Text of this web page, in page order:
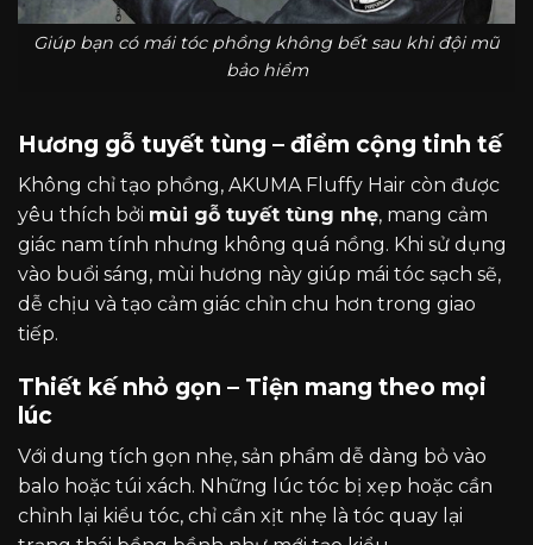
Giúp bạn có mái tóc phồng không bết sau khi đội mũ
bảo hiểm
Hương gỗ tuyết tùng – điểm cộng tinh tế
Không chỉ tạo phồng, AKUMA Fluffy Hair còn được
yêu thích bởi mùi gỗ tuyết tùng nhẹ, mang cảm
giác nam tính nhưng không quá nồng. Khi sử dụng
vào buổi sáng, mùi hương này giúp mái tóc sạch sẽ,
dễ chịu và tạo cảm giác chỉn chu hơn trong giao
tiếp.
Thiết kế nhỏ gọn – Tiện mang theo mọi
lúc
Với dung tích gọn nhẹ, sản phẩm dễ dàng bỏ vào
balo hoặc túi xách. Những lúc tóc bị xẹp hoặc cần
chỉnh lại kiểu tóc, chỉ cần xịt nhẹ là tóc quay lại